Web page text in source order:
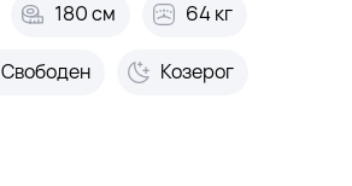
180 см 64 кг
Свободен Козерог